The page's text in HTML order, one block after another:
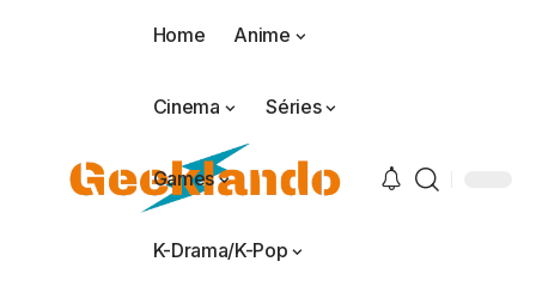
Home Anime
Cinema Séries
Games
K-Drama/K-Pop